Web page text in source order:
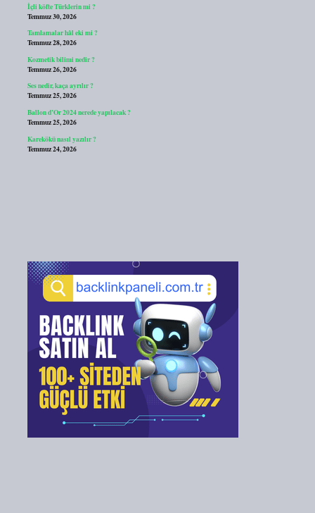
İçli köfte Türklerin mi ?
Temmuz 30, 2026
Tamlamalar hâl eki mi ?
Temmuz 28, 2026
Kozmetik bilimi nedir ?
Temmuz 26, 2026
Ses nedir, kaça ayrılır ?
Temmuz 25, 2026
Ballon d’Or 2024 nerede yapılacak ?
Temmuz 25, 2026
Karekökü nasıl yazılır ?
Temmuz 24, 2026